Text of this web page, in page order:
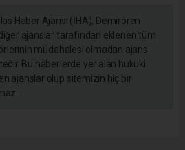
Haber Ajansı (İHA), Demirören
ajanslar tarafından eklenen tüm
müdahalesi olmadan ajans
Bu haberlerde yer alan hukuki
ajanslar olup sitemizin hiç bir